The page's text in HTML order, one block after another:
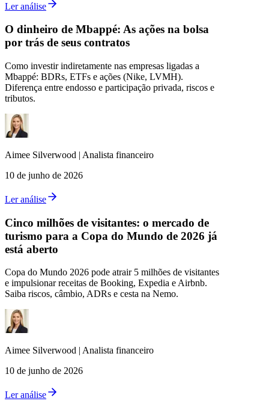
Ler análise
O dinheiro de Mbappé: As ações na bolsa
por trás de seus contratos
Como investir indiretamente nas empresas ligadas a
Mbappé: BDRs, ETFs e ações (Nike, LVMH).
Diferença entre endosso e participação privada, riscos e
tributos.
Aimee Silverwood | Analista financeiro
10 de junho de 2026
Ler análise
Cinco milhões de visitantes: o mercado de
turismo para a Copa do Mundo de 2026 já
está aberto
Copa do Mundo 2026 pode atrair 5 milhões de visitantes
e impulsionar receitas de Booking, Expedia e Airbnb.
Saiba riscos, câmbio, ADRs e cesta na Nemo.
Aimee Silverwood | Analista financeiro
10 de junho de 2026
Ler análise